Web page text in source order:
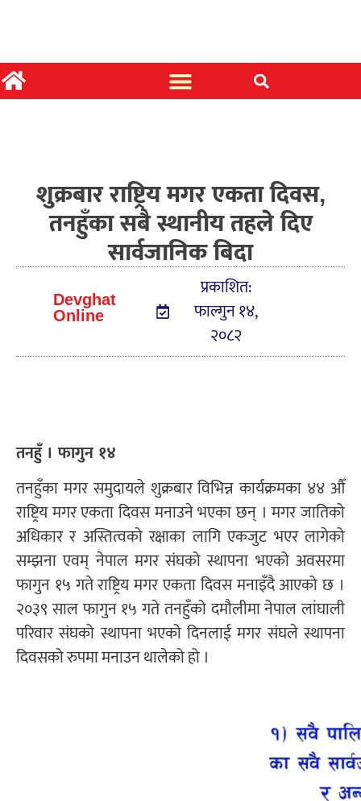
शुक्रबार राष्ट्रिय मगर एकता दिवस,
तनहुँका सबै स्थानीय तहले दिए
सार्वजानिक बिदा
Devghat
Online
प्रकाशित:
फाल्गुन १४,
२०८२
तनहुँ । फागुन १४
तनहुँका मगर समुदायले शुक्रबार विभिन्न कार्यक्रमका ४४ औँ
राष्ट्रिय मगर एकता दिवस मनाउने भएका छन् । मगर जातिको
अधिकार र अस्तित्वको रक्षाका लागि एकजुट भएर लागेको
सम्झना एवम् नेपाल मगर संघको स्थापना भएको अवसरमा
फागुन १५ गते राष्ट्रिय मगर एकता दिवस मनाइँदै आएको छ ।
२०३९ साल फागुन १५ गते तनहुँको दमौलीमा नेपाल लांघाली
परिवार संघको स्थापना भएको दिनलाई मगर संघले स्थापना
दिवसको रुपमा मनाउन थालेको हो ।